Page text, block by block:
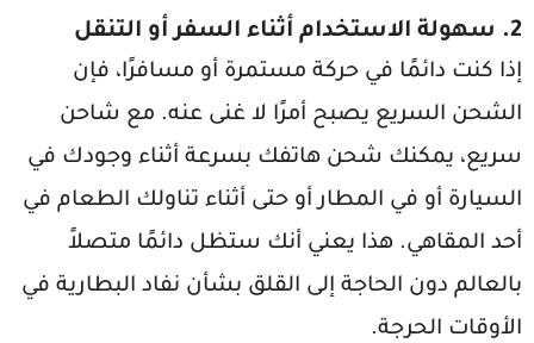
2.
سهولة الاستخدام أثناء السفر أو التنقل
إذا كنت دائمًا في حركة مستمرة أو مسافرًا، فإن
الشحن السريع يصبح أمرًا لا غنى عنه. مع شاحن
سريع، يمكنك شحن هاتفك بسرعة أثناء وجودك في
السيارة أو في المطار أو حتى أثناء تناولك الطعام في
أحد المقاهي. هذا يعني أنك ستظل دائمًا متصلاً
بالعالم دون الحاجة إلى القلق بشأن نفاد البطارية في
الأوقات الحرجة.